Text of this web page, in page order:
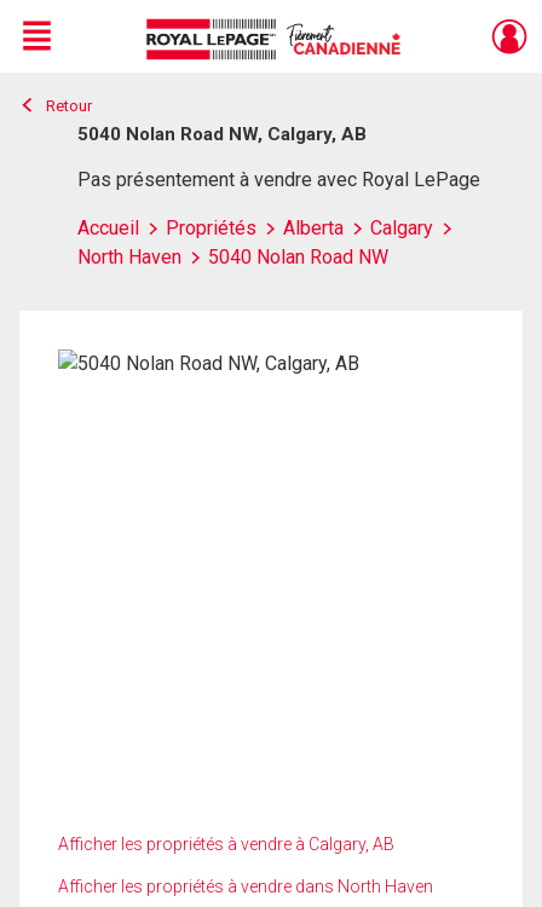
Live
En Direct
Menu
Retour
5040 Nolan Road NW, Calgary, AB
Pas présentement à vendre avec Royal LePage
Accueil Propriétés Alberta
Calgary
North Haven
5040 Nolan Road NW
Afficher les propriétés à vendre à Calgary, AB
Afficher les propriétés à vendre dans North Haven